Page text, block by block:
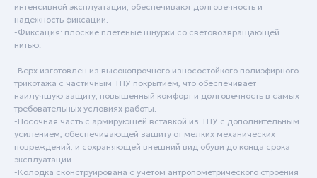
интенсивной эксплуатации, обеспечивают долговечность и
надежность фиксации.
-Фиксация: плоские плетеные шнурки со световозвращающей
нитью.
-Верх изготовлен из высокопрочного износостойкого полиэфирного
трикотажа с частичным ТПУ покрытием, что обеспечивает
наилучшую защиту, повышенный комфорт и долговечность в самых
требовательных условиях работы.
-Носочная часть с армирующей вставкой из ТПУ с дополнительным
усилением, обеспечивающей защиту от мелких механических
повреждений, и сохраняющей внешний вид обуви до конца срока
эксплуатации.
-Колодка сконструирована с учетом антропометрического строения